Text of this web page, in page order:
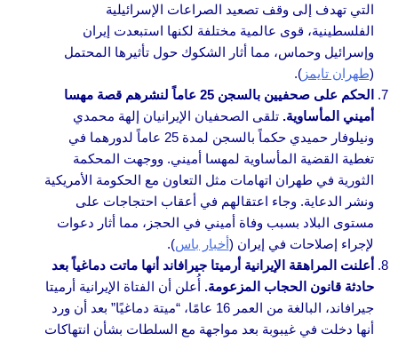
التي تهدف إلى وقف تصعيد الصراعات الإسرائيلية
الفلسطينية، قوى عالمية مختلفة لكنها استبعدت إيران
وإسرائيل وحماس، مما أثار الشكوك حول تأثيرها المحتمل
(طهران تايمز).
الحكم على صحفيين بالسجن 25 عاماً لنشرهم قصة مهسا
أميني المأساوية. تلقى الصحفيان الإيرانيان إلهة محمدي
ونيلوفار حميدي حكماً بالسجن لمدة 25 عاماً لدورهما في
تغطية القضية المأساوية لمهسا أميني. ووجهت المحكمة
الثورية في طهران اتهامات مثل التعاون مع الحكومة الأمريكية
ونشر الدعاية. وجاء اعتقالهم في أعقاب احتجاجات على
مستوى البلاد بسبب وفاة أميني في الحجز، مما أثار دعوات
لإجراء إصلاحات في إيران (أخبار باس).
أعلنت المراهقة الإيرانية أرميتا جيرافاند أنها ماتت دماغياً بعد
حادثة قانون الحجاب المزعومة. أُعلن أن الفتاة الإيرانية أرميتا
جيرافاند، البالغة من العمر 16 عامًا، “ميتة دماغيًا” بعد أن ورد
أنها دخلت في غيبوبة بعد مواجهة مع السلطات بشأن انتهاكات